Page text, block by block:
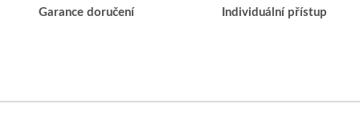
Garance doručení Individuální přístup